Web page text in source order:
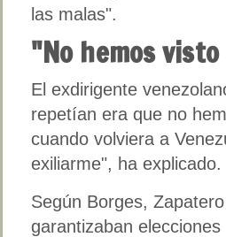
las malas".
"No hemos
El exdirigente
repetían era que no
cuando volviera a
exiliarme", ha explicado.
Según Borges,
garantizaban